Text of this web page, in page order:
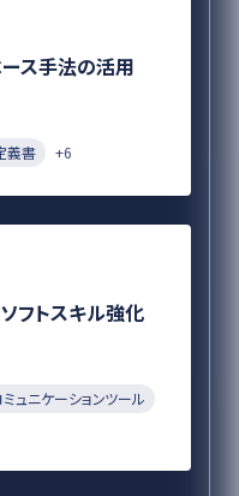
ス手法の活用
義書 +6
フトスキル強化
ミュニケーションツール